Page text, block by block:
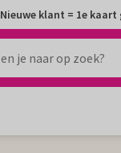
Nieuwe klant = 1e